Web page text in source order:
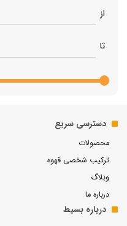
از
تا
دسترسی سریع
محصولات
ترکیب شخصی قهوه
وبلاگ
درباره ما
درباره بسیط